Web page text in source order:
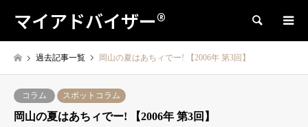
マイアドバイザー® 検索
過去記事一覧 岡山の夏はあちィでー! 【2006年 第3回】
コラム スポットコラム
岡山の夏はあちィでー! 【2006年 第3回】